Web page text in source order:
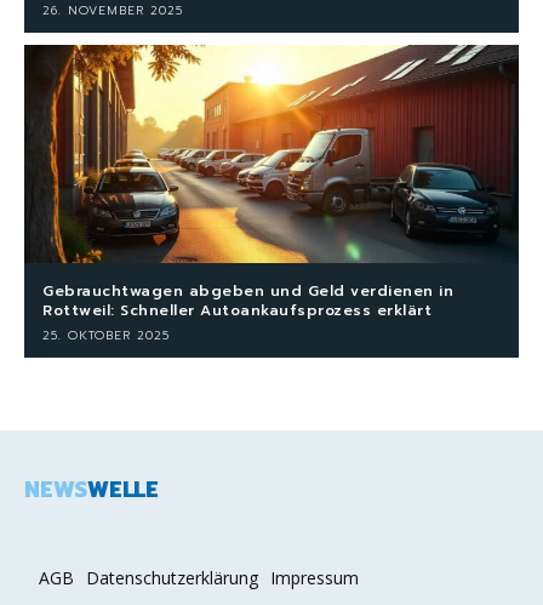
26. NOVEMBER 2025
Gebrauchtwagen abgeben und Geld verdienen in
Rottweil: Schneller Autoankaufsprozess erklärt
25. OKTOBER 2025
NEWSWELLE
AGB Datenschutzerklärung Impressum